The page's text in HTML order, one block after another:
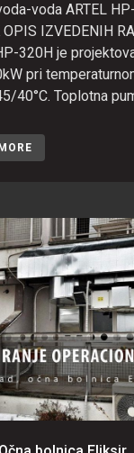
voda ARTEL
OPIS IZVEDENIH
320H je
pri
40°C. Toplotna